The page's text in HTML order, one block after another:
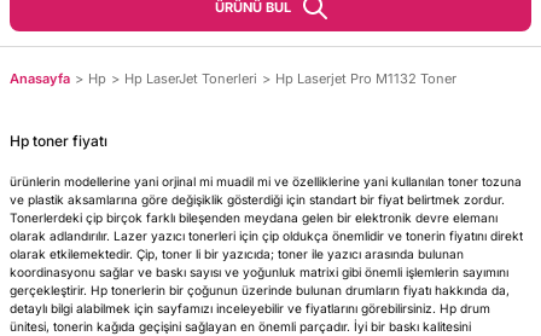
ÜRÜNÜ BUL
Anasayfa Hp Hp LaserJet Tonerleri Hp Laserjet Pro M1132 Toner
Hp toner fiyatı
ürünlerin modellerine yani orjinal mi muadil mi ve özelliklerine yani kullanılan toner tozuna
ve plastik aksamlarına göre değişiklik gösterdiği için standart bir fiyat belirtmek zordur.
Tonerlerdeki çip birçok farklı bileşenden meydana gelen bir elektronik devre elemanı
olarak adlandırılır. Lazer yazıcı tonerleri için çip oldukça önemlidir ve tonerin fiyatını direkt
olarak etkilemektedir. Çip, toner li bir yazıcıda; toner ile yazıcı arasında bulunan
koordinasyonu sağlar ve baskı sayısı ve yoğunluk matrixi gibi önemli işlemlerin sayımını
gerçekleştirir. Hp tonerlerin bir çoğunun üzerinde bulunan drumların fiyatı hakkında da,
detaylı bilgi alabilmek için sayfamızı inceleyebilir ve fiyatlarını görebilirsiniz. Hp drum
ünitesi, tonerin kağıda geçişini sağlayan en önemli parçadır. İyi bir baskı kalitesini